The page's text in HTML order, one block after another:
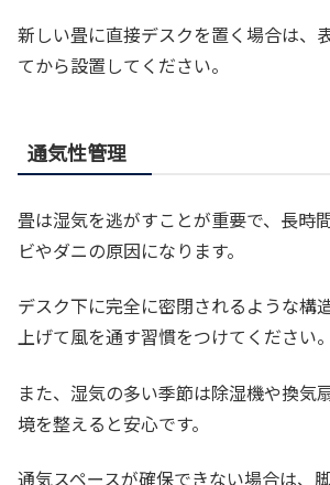
新しい畳に直接デスクを置く場合は、
てから設置してください。
通気性管理
畳は湿気を逃がすことが重要で、長時
ビやダニの原因になります。
デスク下に完全に密閉されるような構
上げて風を通す習慣をつけてください。
また、湿気の多い季節は除湿機や換気
境を整えると安心です。
通気スペースが確保できない場合は、